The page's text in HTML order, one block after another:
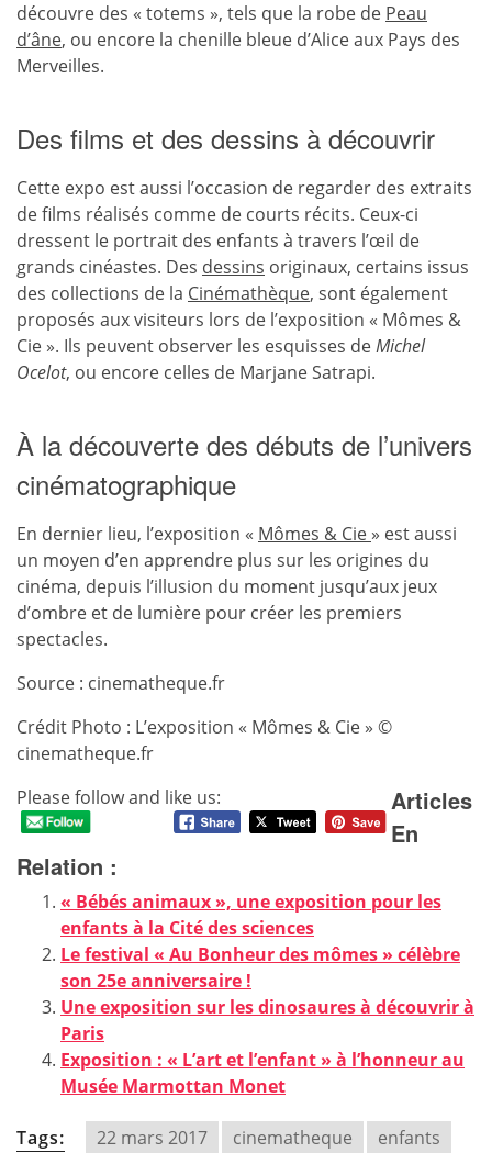
découvre des « totems », tels que la robe de Peau
d’âne, ou encore la chenille bleue d’Alice aux Pays des
Merveilles.
Des films et des dessins à découvrir
Cette expo est aussi l’occasion de regarder des extraits
de films réalisés comme de courts récits. Ceux-ci
dressent le portrait des enfants à travers l’œil de
grands cinéastes. Des dessins originaux, certains issus
des collections de la Cinémathèque, sont également
proposés aux visiteurs lors de l’exposition « Mômes &
Cie ». Ils peuvent observer les esquisses deMichel
Ocelot, ou encore celles de Marjane Satrapi.
À la découverte des débuts de l’univers
cinématographique
En dernier lieu, l’exposition « Mômes & Cie » est aussi
un moyen d’en apprendre plus sur les origines du
cinéma, depuis l’illusion du moment jusqu’aux jeux
d’ombre et de lumière pour créer les premiers
spectacles.
Source : cinematheque.fr
Crédit Photo : L’exposition « Mômes & Cie » ©
cinematheque.fr
Please follow and like us:
Articles
En
Relation :
« Bébés animaux », une exposition pour les
enfants à la Cité des sciences
Le festival « Au Bonheur des mômes » célèbre
son 25e anniversaire !
Une exposition sur les dinosaures à découvrir à
Paris
Exposition : « L’art et l’enfant » à l’honneur au
Musée Marmottan Monet
Tags: 22 mars 2017 cinematheque
enfants